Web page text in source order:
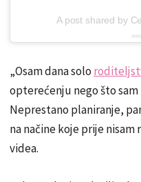
A post shared by
„Osam dana solo
opterećenju nego što
Neprestano planiranje,
na načine koje prije nisam
videa.